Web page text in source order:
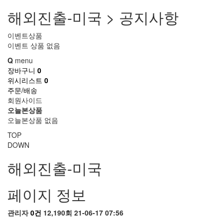
해외진출-미국 > 공지사항
이벤트상품
이벤트 상품 없음
Q menu
장바구니 0
위시리스트 0
주문/배송
회원사이드
오늘본상품
오늘본상품 없음
TOP
DOWN
해외진출-미국
페이지 정보
관리자 0건 12,190회 21-06-17 07:56